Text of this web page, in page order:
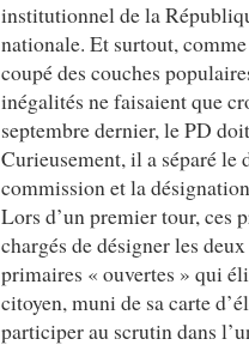
institutionnel de la
nationale. Et surtout,
coupé des couches
inégalités ne faisaient que
septembre dernier, le PD
Curieusement, il a séparé le
commission et la
Lors d’un premier tour, ces
chargés de désigner les
primaires « ouvertes » qui
citoyen, muni de sa carte
participer au scrutin dans